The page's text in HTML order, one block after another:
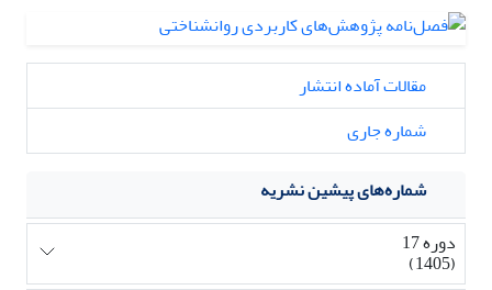
مقالات آماده انتشار
شماره جاری
شماره‌های پیشین نشریه
دوره 17
(1405)